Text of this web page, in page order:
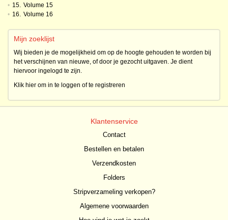
• 15. Volume 15
• 16. Volume 16
Mijn zoeklijst
Wij bieden je de mogelijkheid om op de hoogte gehouden te worden bij
het verschijnen van nieuwe, of door je gezocht uitgaven. Je dient
hiervoor ingelogd te zijn.
Klik hier om in te loggen of te registreren
Klantenservice
Contact
Bestellen en betalen
Verzendkosten
Folders
Stripverzameling verkopen?
Algemene voorwaarden